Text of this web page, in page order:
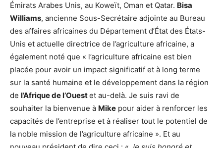
Émirats Arabes Unis, au Koweït, Oman et Qatar. Bisa
Williams, ancienne Sous-Secrétaire adjointe au Bureau
des affaires africaines du Département d’État des États-
Unis et actuelle directrice de l’agriculture africaine, a
également noté que « l’agriculture africaine est bien
placée pour avoir un impact significatif et à long terme
sur la santé humaine et le développement dans la région
de l’Afrique de l’Ouestet au-delà. Je suis ravi de
souhaiter la bienvenue à Mike pour aider à renforcer les
capacités de l’entreprise et à réaliser tout le potentiel de
la noble mission de l’agriculture africaine ». Et au